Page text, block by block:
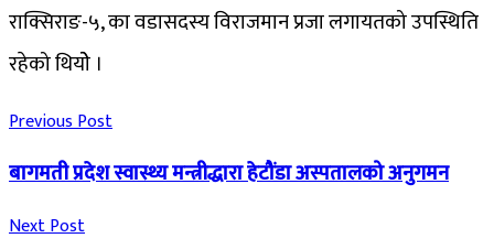
राक्सिराङ-५, का वडासदस्य विराजमान प्रजा लगायतको उपस्थिति
रहेको थियोे ।
Previous Post
बागमती प्रदेश स्वास्थ्य मन्त्रीद्धारा हेटौंडा अस्पतालको अनुगमन
Next Post